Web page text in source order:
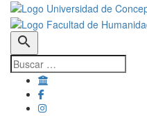
search